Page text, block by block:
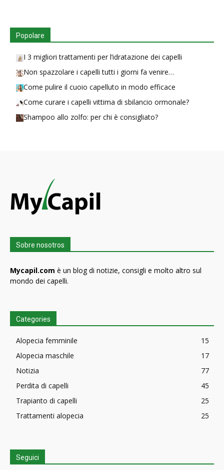
Popolare
I 3 migliori trattamenti per l’idratazione dei capelli
Non spazzolare i capelli tutti i giorni fa venire…
Come pulire il cuoio capelluto in modo efficace
Come curare i capelli vittima di sbilancio ormonale?
Shampoo allo zolfo: per chi è consigliato?
Sobre nosotros
Mycapil.com è un blog di notizie, consigli e molto altro sul
mondo dei capelli.
Categories
Alopecia femminile
15
Alopecia maschile
17
Notizia
77
Perdita di capelli
45
Trapianto di capelli
25
Trattamenti alopecia
25
Seguici